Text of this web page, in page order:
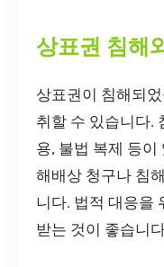
상표권 침해
상표권이 침해되
취할 수 있습니다.
용, 불법 복제 등이
해배상 청구나 침
니다. 법적 대응을
받는 것이 좋습니